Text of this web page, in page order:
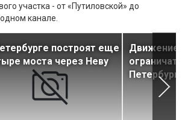
участка - от «Путиловской» до
канале.
построят еще
моста через Неву
Движение
ограничат
Петербурга